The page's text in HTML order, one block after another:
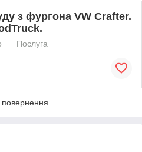
з фургона VW Crafter.
Послуга